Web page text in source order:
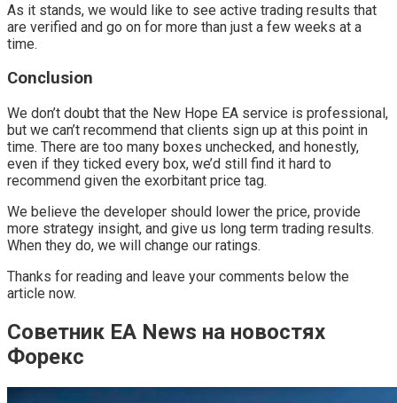
As it stands, we would like to see active trading results that
are verified and go on for more than just a few weeks at a
time.
Conclusion
We don’t doubt that the New Hope EA service is professional,
but we can’t recommend that clients sign up at this point in
time. There are too many boxes unchecked, and honestly,
even if they ticked every box, we’d still find it hard to
recommend given the exorbitant price tag.
We believe the developer should lower the price, provide
more strategy insight, and give us long term trading results.
When they do, we will change our ratings.
Thanks for reading and leave your comments below the
article now.
Советник EA News на новостях
Форекс